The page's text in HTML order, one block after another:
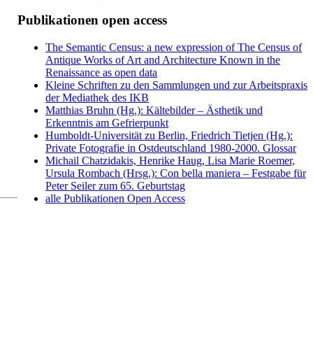
Publikationen open access
The Semantic Census: a new expression of The Census of
Antique Works of Art and Architecture Known in the
Renaissance as open data
Kleine Schriften zu den Sammlungen und zur Arbeitspraxis
der Mediathek des IKB
Matthias Bruhn (Hg.): Kältebilder – Ästhetik und
Erkenntnis am Gefrierpunkt
Humboldt-Universität zu Berlin, Friedrich Tietjen (Hg.):
Private Fotografie in Ostdeutschland 1980-2000. Glossar
Michail Chatzidakis, Henrike Haug, Lisa Marie Roemer,
Ursula Rombach (Hrsg.): Con bella maniera – Festgabe für
Peter Seiler zum 65. Geburtstag
alle Publikationen Open Access